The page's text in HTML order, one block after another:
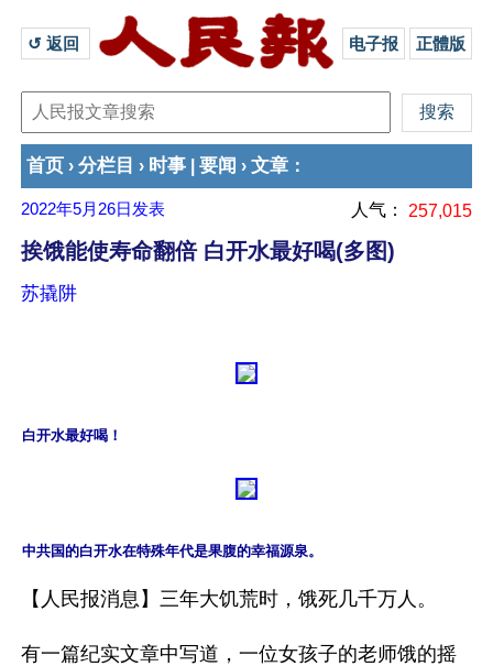
↺ 返回 电子报 正體版
首页 › 分栏目 › 时事 要闻 › 文章 ：
2022年5月26日 发表 人气： 257,015
挨饿能使寿命翻倍 白开水最好喝(多图)
苏撬阱
白开水最好喝！
中共国的白开水在特殊年代是果腹的幸福源泉。
【人民报消息】三年大饥荒时，饿死几千万人。
有一篇纪实文章中写道，一位女孩子的老师饿的摇